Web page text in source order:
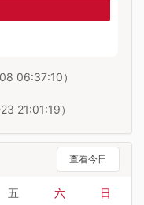
06:37:10）
21:01:19）
查看今日
五 六 日